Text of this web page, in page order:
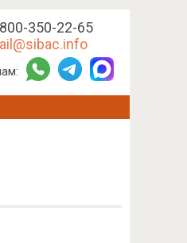
350-22-65